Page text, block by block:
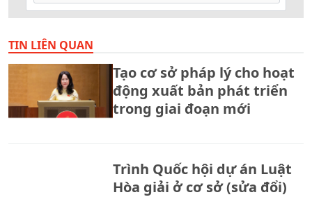
TIN LIÊN QUAN
Tạo cơ sở pháp lý cho hoạt
động xuất bản phát triển
trong giai đoạn mới
Trình Quốc hội dự án Luật
Hòa giải ở cơ sở (sửa đổi)